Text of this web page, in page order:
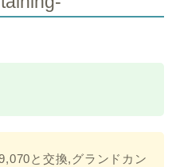
と交換,グランドカン